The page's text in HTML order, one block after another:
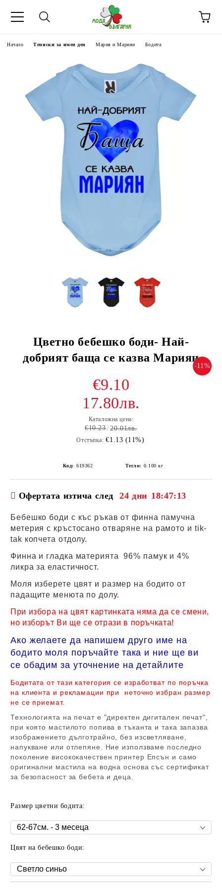
Начало Тениски за имен ден Мария и Мариян Бодита
Цветно бебешко боди- Най-
добрият баща се казва Мариян
-11%
€9.10
17.80лв.
Каталожна цена:
€10.23 20.01лв.
Отстъпка: €1.13 (11%)
Код: 619362 Тегло: 0.100 кг
Офертата изтича след 24 дни 18:47:12
Бебешко боди с къс ръкав от финна памучна
метерия с кръстосано отваряне на рамото и tik-
tak копчета отдолу.
Финна и гладка материята 96% памук и 4%
ликра за еластичност.
Моля изберете цвят и размер на бодито от
падащите менюта по долу.
При избора на цвят картинката няма да се смени,
но изборът Ви ще се отрази в поръчката!
Ако желаете да напишем друго име на
бодито моля поръчайте така и ние ще ви
се обадим за уточнение на детайлите
Бодитата от тази категория се изработват по поръчка
на клиента и рекламации при неточно избран размер
не се приемат.
Технологията на печат е "директен дигитален печат",
при която мастилото попива в тъканта и така запазва
изображението дълготрайно, без изсветляване,
напукване или отлепяне. Ние използваме последно
поколение висококачествен принтер Епсън и само
оригинални мастила на водна основа със сертификат
за безопасност за бебета и деца.
Размер цветни бодита:
Цвят на бебешко боди: